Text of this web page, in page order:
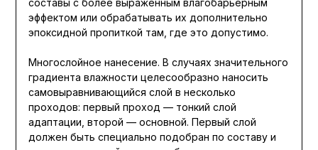
эффектом или обрабатывать их дополнительно
эпоксидной пропиткой там, где это допустимо.
Многослойное нанесение. В случаях значительного
градиента влажности целесообразно наносить
самовыравнивающийся слой в несколько
проходов: первый проход — тонкий слой
адаптации, второй — основной. Первый слой
должен быть специально подобран по составу и